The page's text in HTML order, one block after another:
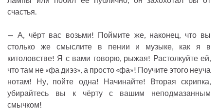
счастья.
— А, чёрт вас возьми! Поймите же, наконец, что вы
столько же смыслите в пении и музыке, как я в
китоловстве! Я с вами говорю, рыжая! Растолкуйте ей,
что там не «фа диэз», а просто «фа»! Поучите этого неуча
нотам! Ну, пойте одна! Начинайте! Вторая скрипка,
убирайтесь вы к чёрту с вашим неподмазанным
смычком!